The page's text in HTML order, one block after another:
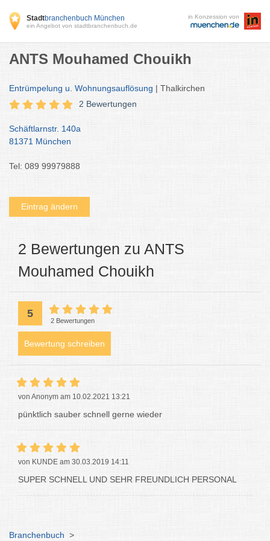
Stadtbranchenbuch München
ein Angebot von stadtbranchenbuch.de
in Konzession von
ANTS Mouhamed Chouikh
Entrümpelung u. Wohnungsauflösung | Thalkirchen
2 Bewertungen
Schäftlarnstr. 140a
81371 München
Tel: 089 99979888
Eintrag ändern
2 Bewertungen zu ANTS
Mouhamed Chouikh
5
2 Bewertungen
Bewertung schreiben
von Anonym am 10.02.2021 13:21
pünktlich sauber schnell gerne wieder
von KUNDE am 30.03.2019 14:11
SUPER SCHNELL UND SEHR FREUNDLICH PERSONAL
Branchenbuch >